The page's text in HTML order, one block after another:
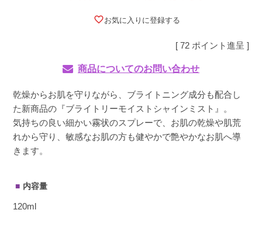
お気に入りに登録する
[ 72 ポイント進呈 ]
商品についてのお問い合わせ
乾燥からお肌を守りながら、ブライトニング成分も配合し
た新商品の『ブライトリーモイストシャインミスト』。
気持ちの良い細かい霧状のスプレーで、お肌の乾燥や肌荒
れから守り、敏感なお肌の方も健やかで艶やかなお肌へ導
きます。
内容量
120ml